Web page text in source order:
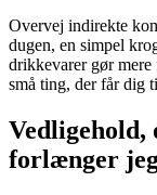
Overvej indirekte
dugen, en simpel
drikkevarer gør mere
små ting, der får dig
Vedligehold,
forlænger